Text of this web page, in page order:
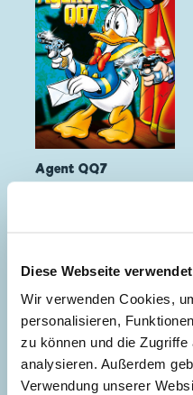
Diese Webseite
Wir verwenden Cookies,
personalisieren,
zu können und die
analysieren. Außerdem
Verwendung unserer
Agent QQ7